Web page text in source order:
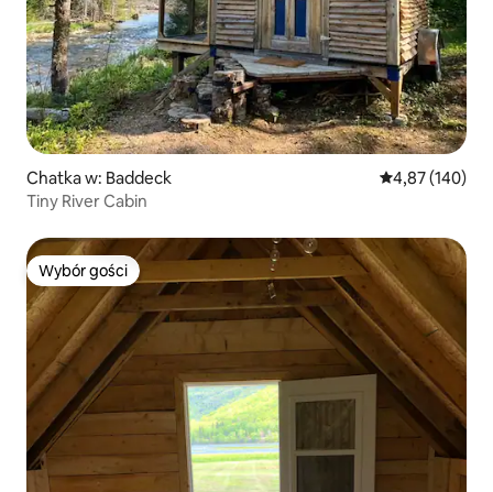
Chatka w: Baddeck Średnia
4,87 (140)
Tiny River Cabin
Wybór gości
Wybór gości